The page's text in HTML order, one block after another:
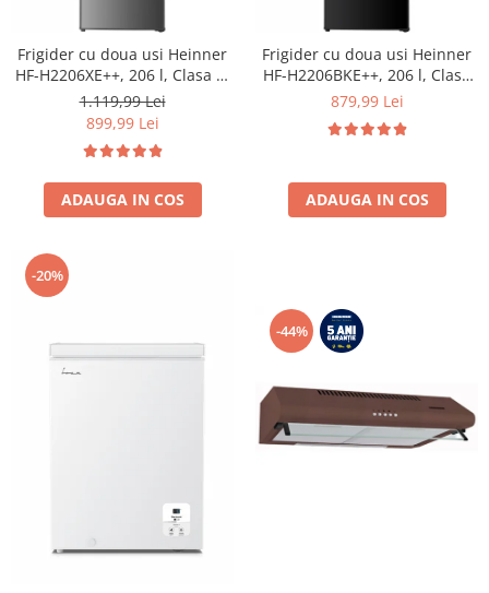
Frigider cu doua usi Heinner
HF-H2206XE++, 206 l, Clasa E,
lumina LED, 3 rafturi de sticla,
H 143 cm, Inox
1.119,99 Lei
899,99 Lei
ADAUGA IN COS
Frigider cu doua usi Heinner
HF-H2206BKE++, 206 l, Clasa
E, lumina LED, 3 rafturi de
879,99 Lei
ADAUGA IN COS
-20%
-44%